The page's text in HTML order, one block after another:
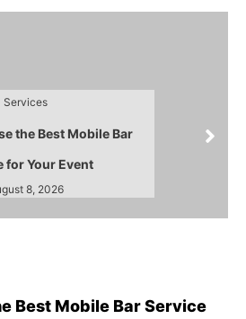
Services
the Best Mobile Bar
for Your Event
8, 2026
Best Mobile Bar Service